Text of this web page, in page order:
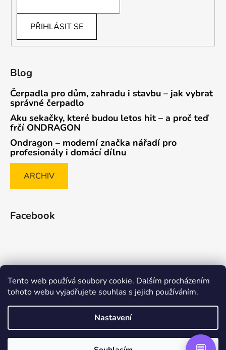
Tento web používá soubory cookie. Dalším procházením
tohoto webu vyjadřujete souhlas s jejich používáním.
Nastavení
PŘIHLÁSIT SE
Blog
Čerpadla pro dům, zahradu i stavbu – jak vybrat
správné čerpadlo
Aku sekačky, které budou letos hit – a proč teď
frčí ONDRAGON
Ondragon – moderní značka nářadí pro
profesionály i domácí dílnu
ARCHIV
Facebook
Způsob ověřování recenzí
Vytvořil Shoptet Premium